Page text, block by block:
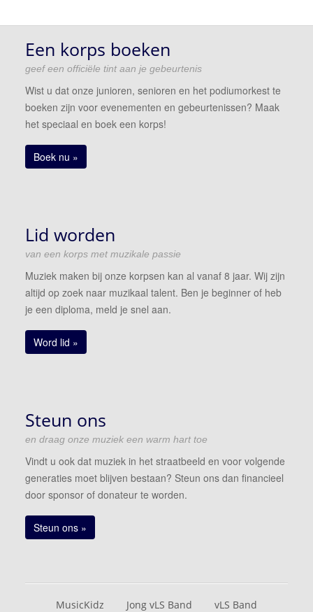
Een korps boeken
geef een officiële tint aan je gebeurtenis
Wist u dat onze junioren, senioren en het podiumorkest te
boeken zijn voor evenementen en gebeurtenissen? Maak
het speciaal en boek een korps!
Boek nu »
Lid worden
van een korps met muzikale passie
Muziek maken bij onze korpsen kan al vanaf 8 jaar. Wij zijn
altijd op zoek naar muzikaal talent. Ben je beginner of heb
je een diploma, meld je snel aan.
Word lid »
Steun ons
en draag onze muziek een warm hart toe
Vindt u ook dat muziek in het straatbeeld en voor volgende
generaties moet blijven bestaan? Steun ons dan financieel
door sponsor of donateur te worden.
Steun ons »
MusicKidz Jong vLS Band vLS Band